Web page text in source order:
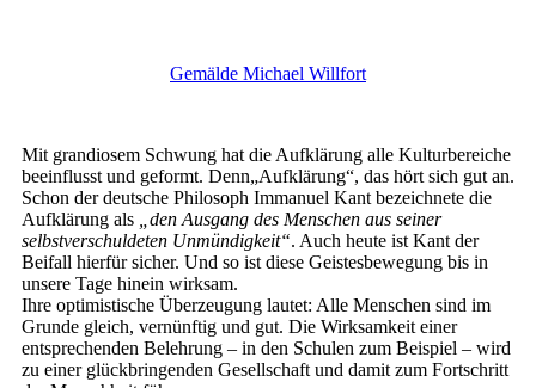
Gemälde Michael Willfort
Mit grandiosem Schwung hat die Aufklärung alle Kulturbereiche
beeinflusst und geformt. Denn„Aufklärung“, das hört sich gut an.
Schon der deutsche Philosoph Immanuel Kant bezeichnete die
Aufklärung als
„den Ausgang des Menschen aus seiner
selbstverschuldeten Unmündigkeit“. Auch heute ist Kant der
Beifall hierfür sicher. Und so ist diese Geistesbewegung bis in
unsere Tage hinein wirksam.
Ihre optimistische Überzeugung lautet: Alle Menschen sind im
Grunde gleich, vernünftig und gut. Die Wirksamkeit einer
entsprechenden Belehrung – in den Schulen zum Beispiel – wird
zu einer glückbringenden Gesellschaft und damit zum Fortschritt